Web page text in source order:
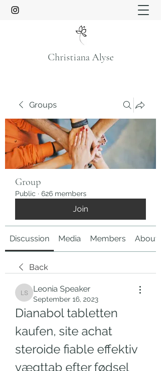
Christiana Alyse
Groups
Group
Public · 626 members
Join
Discussion Media Members About
Back
Leonia Speaker
Leonia Speaker
September 16, 2023
Dianabol tabletten
kaufen, site achat
steroide fiable effektiv
vægttab efter fødsel